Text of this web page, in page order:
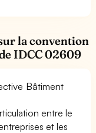
la convention
IDCC 02609
Bâtiment
entre le
et les